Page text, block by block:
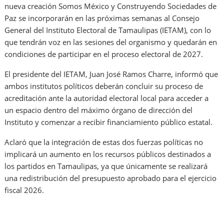
nueva creación Somos México y Construyendo Sociedades de
Paz se incorporarán en las próximas semanas al Consejo
General del Instituto Electoral de Tamaulipas (IETAM), con lo
que tendrán voz en las sesiones del organismo y quedarán en
condiciones de participar en el proceso electoral de 2027.
El presidente del IETAM, Juan José Ramos Charre, informó que
ambos institutos políticos deberán concluir su proceso de
acreditación ante la autoridad electoral local para acceder a
un espacio dentro del máximo órgano de dirección del
Instituto y comenzar a recibir financiamiento público estatal.
Aclaró que la integración de estas dos fuerzas políticas no
implicará un aumento en los recursos públicos destinados a
los partidos en Tamaulipas, ya que únicamente se realizará
una redistribución del presupuesto aprobado para el ejercicio
fiscal 2026.